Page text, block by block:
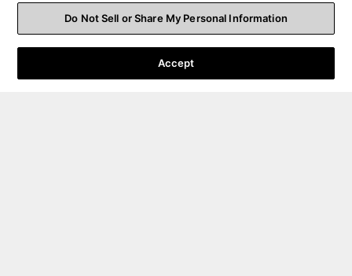
Do Not Sell or Share My Personal Information
Accept